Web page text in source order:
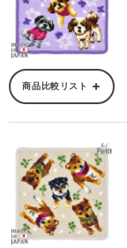
商品比較リスト